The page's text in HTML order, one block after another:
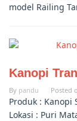
model Railing
Kanopi
By pandu Posted
Produk : Kanopi
Lokasi : Puri